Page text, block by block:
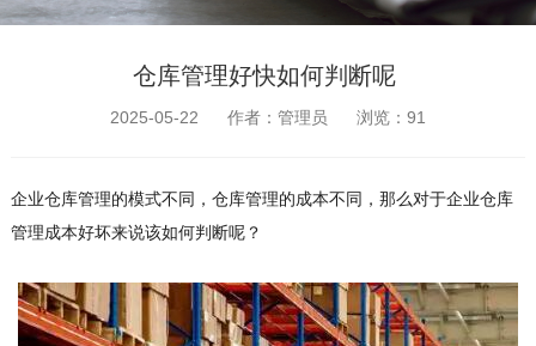
仓库管理好快如何判断呢
2025-05-22 作者：管理员 浏览： 91
企业仓库管理的模式不同，仓库管理的成本不同，那么对于企业仓库
管理成本好坏来说该如何判断呢？